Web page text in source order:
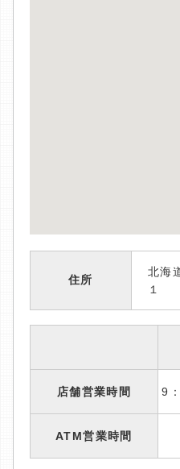
住所
北海
１
店舗営業時間 9
ATM営業時間